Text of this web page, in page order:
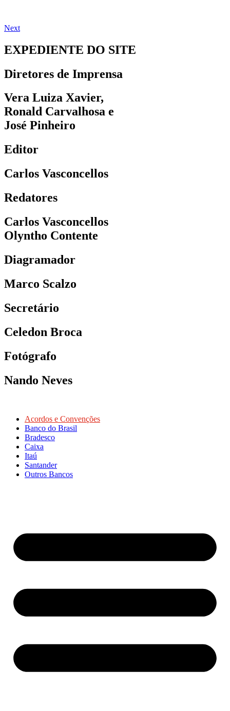
Next
EXPEDIENTE DO SITE
Diretores de Imprensa
Vera Luiza Xavier,
Ronald Carvalhosa e
José Pinheiro
Editor
Carlos Vasconcellos
Redatores
Carlos Vasconcellos
Olyntho Contente
Diagramador
Marco Scalzo
Secretário
Celedon Broca
Fotógrafo
Nando Neves
Acordos e Convenções
Banco do Brasil
Bradesco
Caixa
Itaú
Santander
Outros Bancos